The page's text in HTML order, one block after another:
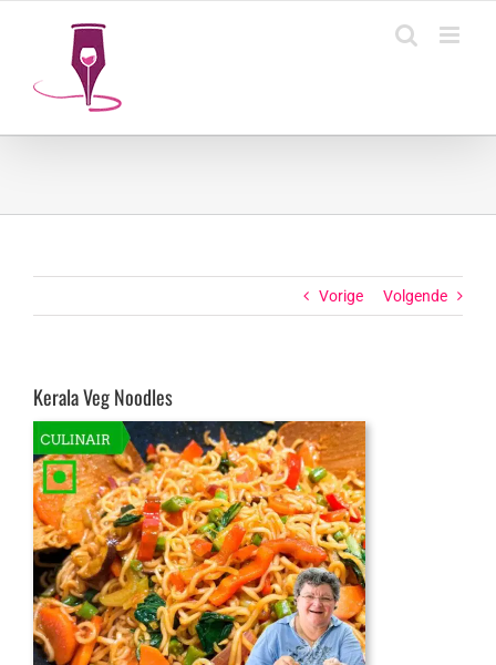
Vorige Volgende
Kerala Veg Noodles